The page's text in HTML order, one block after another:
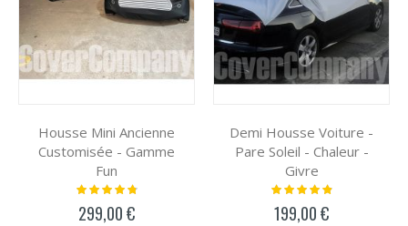
Housse Mini Ancienne
Customisée - Gamme
Fun
Notation:
299,00 €
Demi Housse Voiture -
Pare Soleil - Chaleur -
Givre
Notation:
199,00 €